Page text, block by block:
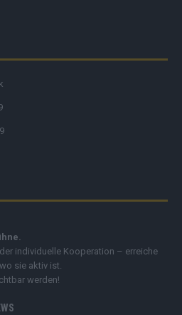
individuelle Kooperation – erreiche
sie aktiv ist.
werden!